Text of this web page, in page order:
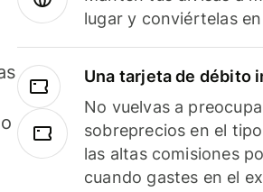
lugar y conviértelas
Una tarjeta de débito
No vuelvas a
sobreprecios en el
las altas comisiones
cuando gastes en el